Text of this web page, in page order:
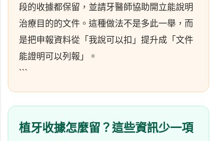
段的收據都保留，並請牙醫師協助開立能說明
治療目的的文件。這種做法不是多此一舉，而
是把申報資料從「我說可以扣」提升成「文件
能證明可以列報」。
```
植牙收據怎麼留？這些資訊少一項